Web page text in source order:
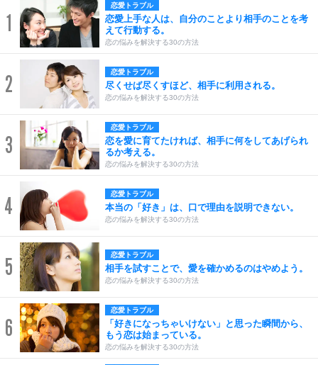
1
恋愛トラブル
恋愛上手な人は、自分のことより相手のことを考
えて行動する。
恋の悩みを解決する30の方法
2 恋愛トラブル
尽くせば尽くすほど、相手に利用される。
恋の悩みを解決する30の方法
3
恋愛トラブル
恋を愛に育てたければ、相手に何をしてあげられ
るか考える。
恋の悩みを解決する30の方法
4 恋愛トラブル
本当の「好き」は、口で理由を説明できない。
恋の悩みを解決する30の方法
5 恋愛トラブル
相手を試すことで、愛を確かめるのはやめよう。
恋の悩みを解決する30の方法
6
恋愛トラブル
「好きになっちゃいけない」と思った瞬間から、
もう恋は始まっている。
恋の悩みを解決する30の方法